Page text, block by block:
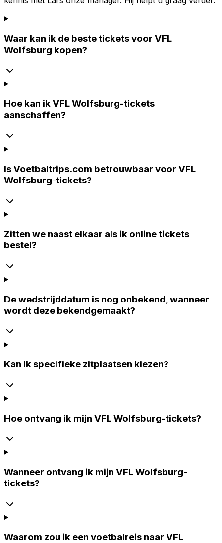
Waar kan ik de beste tickets voor VFL
Wolfsburg kopen?
Hoe kan ik VFL Wolfsburg-tickets
aanschaffen?
Is Voetbaltrips.com betrouwbaar voor VFL
Wolfsburg-tickets?
Zitten we naast elkaar als ik online tickets
bestel?
De wedstrijddatum is nog onbekend, wanneer
wordt deze bekendgemaakt?
Kan ik specifieke zitplaatsen kiezen?
Hoe ontvang ik mijn VFL Wolfsburg-tickets?
Wanneer ontvang ik mijn VFL Wolfsburg-
tickets?
Waarom zou ik een voetbalreis naar VFL